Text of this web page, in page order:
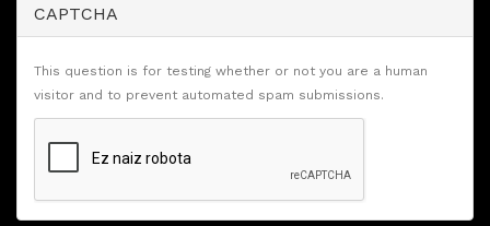
CAPTCHA
This question is for testing whether or not you are a human
visitor and to prevent automated spam submissions.